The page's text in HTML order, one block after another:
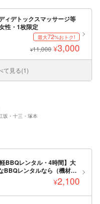
ィデトックスマッサージ等
性・1枚限定
最大72%おトク!
¥11,000 ¥3,000
て見る(1)
坂・十三・塚本
BBQレンタル・4時間】大
BBQレンタルなら（機材の
¥2,100